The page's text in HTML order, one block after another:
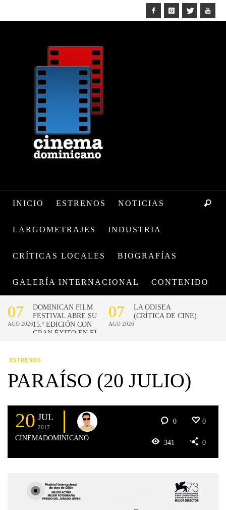
INICIO ESTRENOS NOTICIAS
LARGOMETRAJES INDUSTRIA
CRÍTICAS LOCALES BIOGRAFÍAS
GALERÍA INTERNACIONAL CONTENIDO
ESTRENOS
PARAÍSO (20 JULIO)
20 JUL
2017
CINEMADOMINICANO
0 0
341 0